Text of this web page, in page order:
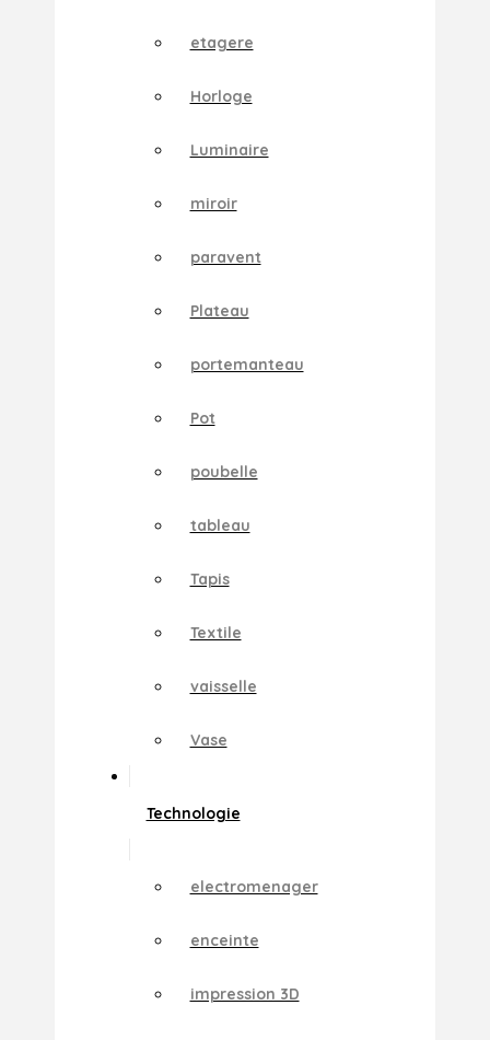
etagere
Horloge
Luminaire
miroir
paravent
Plateau
portemanteau
Pot
poubelle
tableau
Tapis
Textile
vaisselle
Vase
Technologie
electromenager
enceinte
impression 3D